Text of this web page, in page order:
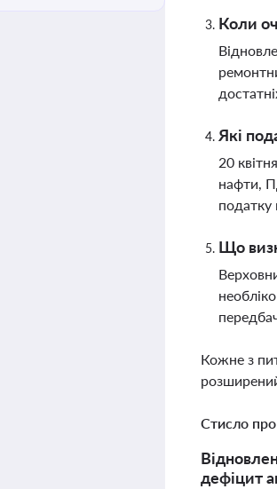
Коли
Які
20
нафти,
податку
Що
Кожне з
Стисло
дефіцит